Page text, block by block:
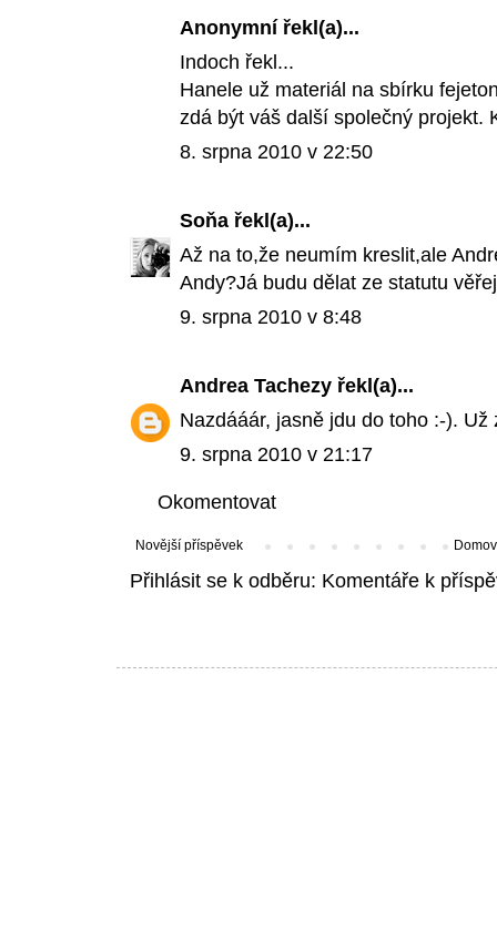
Anonymní řekl(a)...
Indoch řekl...
Hanele už materiál na sbírku
zdá být váš další společný projekt.
8. srpna 2010 v 22:50
Soňa řekl(a)...
Až na to,že neumím kreslit,ale
Andy?Já budu dělat ze statutu
9. srpna 2010 v 8:48
Andrea Tachezy řekl(a)...
Nazdááár, jasně jdu do toho :-).
9. srpna 2010 v 21:17
Okomentovat
Novější příspěvek
Přihlásit se k odběru: Komentáře k